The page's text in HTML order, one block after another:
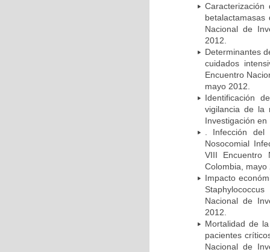
Nacional de
2012.
Determinantes
cuidados
Encuentro
mayo 2012.
Identificación
vigilancia de la
Investigación
. Infección
Nosocomial
VIII Encuentro
Colombia, mayo
Impacto
Nacional de
2012.
Mortalidad de
pacientes
Nacional de